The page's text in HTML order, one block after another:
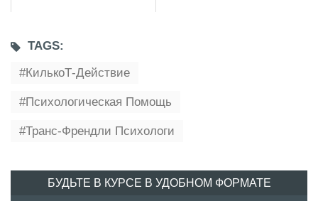
TAGS:
КилькоТ-Действие
Психологическая Помощь
Транс-Френдли Психологи
БУДЬТЕ В КУРСЕ В УДОБНОМ ФОРМАТЕ